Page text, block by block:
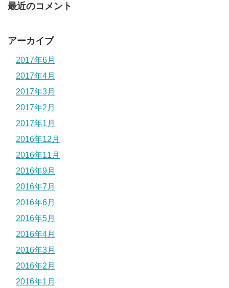
最近のコメント
アーカイブ
2017年6月
2017年4月
2017年3月
2017年2月
2017年1月
2016年12月
2016年11月
2016年9月
2016年7月
2016年6月
2016年5月
2016年4月
2016年3月
2016年2月
2016年1月